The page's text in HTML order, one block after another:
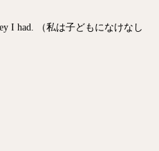
I had. （私は子どもになけなし